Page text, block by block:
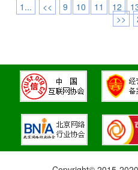
1...
<< 9 10 11 12
>>